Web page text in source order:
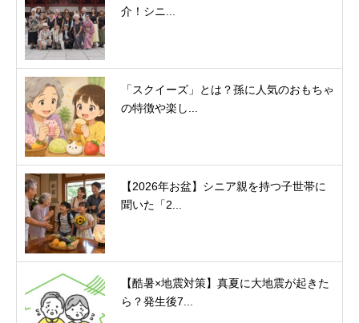
介！シニ...
「スクイーズ」とは？孫に人気のおもちゃ
の特徴や楽し...
【2026年お盆】シニア親を持つ子世帯に
聞いた「2...
【酷暑×地震対策】真夏に大地震が起きた
ら？発生後7...